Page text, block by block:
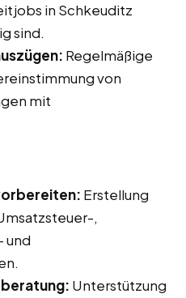
in Schkeuditz
sind.
Regelmäßige
von
mit
Erstellung
,
und
Unterstützung